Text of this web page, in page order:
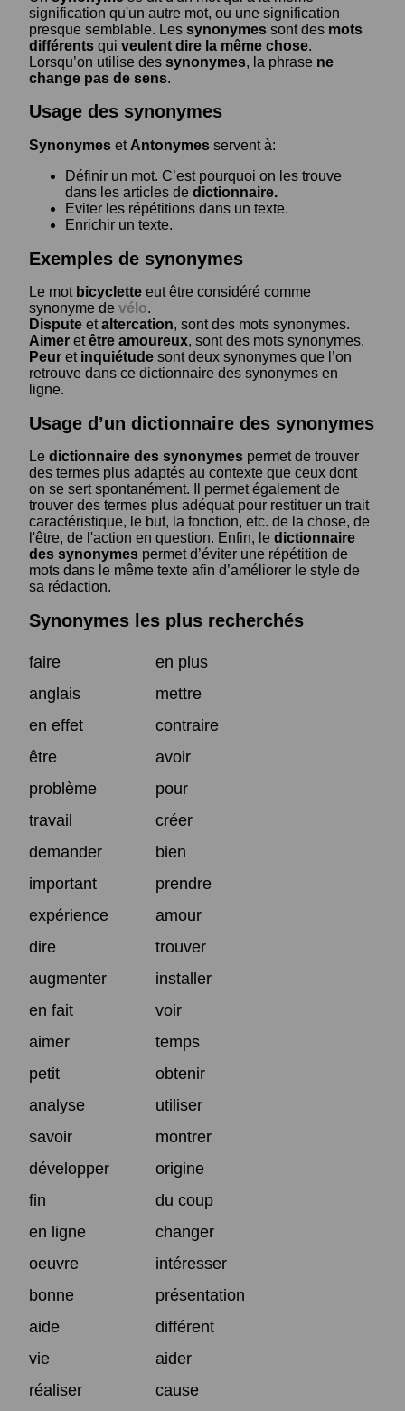
signification qu'un autre mot, ou une signification
presque semblable. Les synonymes sont des mots
différents qui veulent dire la même chose.
Lorsqu’on utilise des synonymes, la phrase ne
change pas de sens.
Usage des synonymes
Synonymes et Antonymes servent à:
Définir un mot. C’est pourquoi on les trouve
dans les articles de dictionnaire.
Eviter les répétitions dans un texte.
Enrichir un texte.
Exemples de synonymes
Le mot bicyclette eut être considéré comme
synonyme de vélo.
Dispute etaltercation, sont des mots synonymes.
Aimer etêtre amoureux, sont des mots synonymes.
Peur et inquiétude sont deux synonymes que l’on
retrouve dans ce dictionnaire des synonymes en
ligne.
Usage d’un dictionnaire des synonymes
Le dictionnaire des synonymes permet de trouver
des termes plus adaptés au contexte que ceux dont
on se sert spontanément. Il permet également de
trouver des termes plus adéquat pour restituer un trait
caractéristique, le but, la fonction, etc. de la chose, de
l'être, de l'action en question. Enfin, le dictionnaire
des synonymes permet d’éviter une répétition de
mots dans le même texte afin d’améliorer le style de
sa rédaction.
Synonymes les plus recherchés
faire
en plus
anglais
mettre
en effet
contraire
être
avoir
problème
pour
travail
créer
demander
bien
important
prendre
expérience
amour
dire
trouver
augmenter
installer
en fait
voir
aimer
temps
petit
obtenir
analyse
utiliser
savoir
montrer
développer
origine
fin
du coup
en ligne
changer
oeuvre
intéresser
bonne
présentation
aide
différent
vie
aider
réaliser
cause